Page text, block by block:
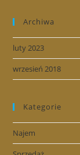
Archiwa
luty 2023
wrzesień 2018
Kategorie
Najem